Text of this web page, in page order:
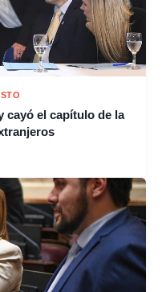
cayó el capítulo de la